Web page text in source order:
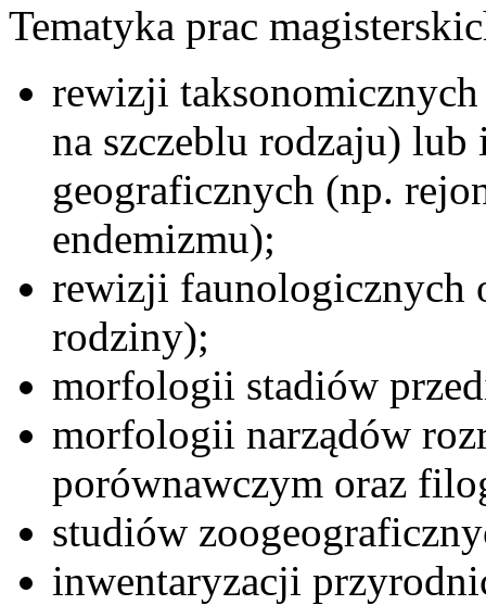
Tematyka prac
rewizji
na szczeblu rodzaju)
geograficznych (np.
endemizmu);
rewizji faunologicznych
rodziny);
morfologii stadiów
morfologii narządów
porównawczym oraz
studiów
inwentaryzacji